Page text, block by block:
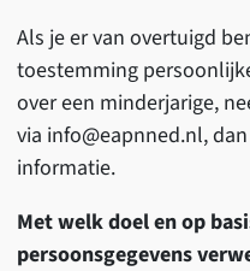
Als je er van overtuigd
toestemming
over een minderjarige,
via info@eapnned.nl,
informatie.
Met welk doel en op
persoonsgegevens